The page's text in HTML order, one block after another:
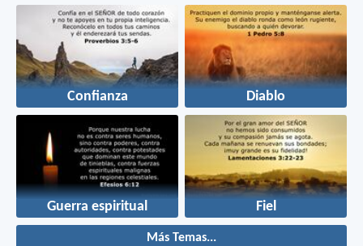
Confianza Diablo
Guerra espiritual Fiel
Más Temas...